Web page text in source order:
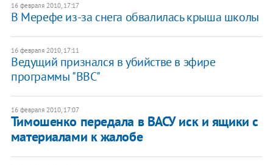
16 февраля 2010, 17:17
В Мерефе из-за снега обвалилась крыша школы
16 февраля 2010, 17:11
Ведущий признался в убийстве в эфире
программы "ВВС"
16 февраля 2010, 17:07
Тимошенко передала в ВАСУ иск и ящики с
материалами к жалобе